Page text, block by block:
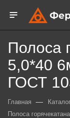
Полоса
5,0*40
ГОСТ
Главная —
Полоса